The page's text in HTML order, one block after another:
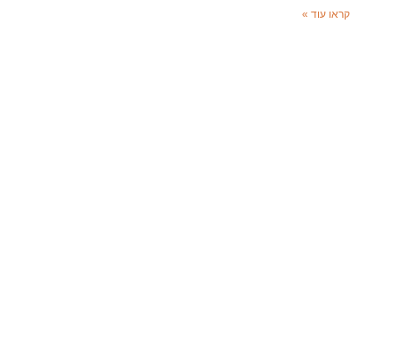
קראו עוד »